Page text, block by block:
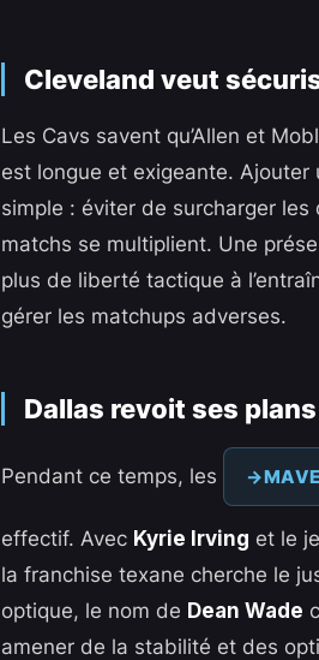
Cleveland veut
Les Cavs savent qu’Allen et
est longue et exigeante. Ajouter
simple : éviter de surcharger
matchs se multiplient. Une
plus de liberté tactique à
gérer les matchups adverses.
Dallas revoit ses plans
Pendant ce temps, les
effectif. Avec Kyrie Irving et le
la franchise texane cherche le
optique, le nom de Dean Wade
amener de la stabilité et des